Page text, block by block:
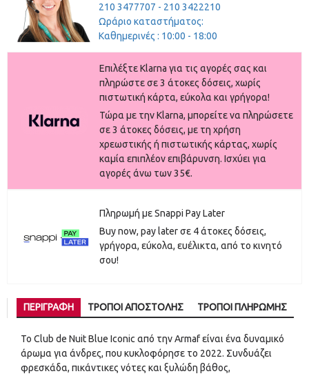
210 3477707 - 210 3422210
Ωράριο καταστήματος:
Καθημερινές : 10:00 - 18:00
Eπιλέξτε Klarna για τις αγορές σας και
πληρώστε σε 3 άτοκες δόσεις, χωρίς
πιστωτική κάρτα, εύκολα και γρήγορα!
Τώρα με την Klarna, μπορείτε να πληρώσετε
σε 3 άτοκες δόσεις, με τη χρήση
χρεωστικής ή πιστωτικής κάρτας, χωρίς
καμία επιπλέον επιβάρυνση. Ισχύει για
αγορές άνω των 35€.
Πληρωμή με Snappi Pay Later
Buy now, pay later σε 4 άτοκες δόσεις,
γρήγορα, εύκολα, ευέλικτα, από το κινητό
σου!
ΠΕΡΙΓΡΑΦΉ ΤΡΌΠΟΙ ΑΠΟΣΤΟΛΉΣ ΤΡΌΠΟΙ ΠΛΗΡΩΜΉΣ
Το Club de Nuit Blue Iconic από την Armaf είναι ένα δυναμικό
άρωμα για άνδρες, που κυκλοφόρησε το 2022. Συνδυάζει
φρεσκάδα, πικάντικες νότες και ξυλώδη βάθος,